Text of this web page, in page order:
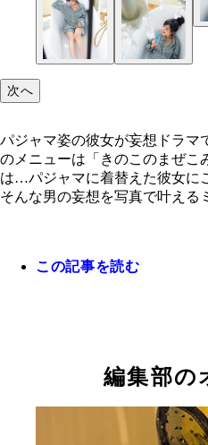
次へ
パジャマ姿の彼女が妄想ドラ
のメニューは「きのこのまぜこ
は…パジャマに着替えた彼女に
そんな男の妄想を写真で叶える
この記事を読む
編集部の